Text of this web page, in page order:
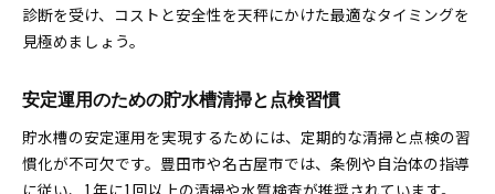
診断を受け、コストと安全性を天秤にかけた最適なタイミングを
見極めましょう。
安定運用のための貯水槽清掃と点検習慣
貯水槽の安定運用を実現するためには、定期的な清掃と点検の習
慣化が不可欠です。豊田市や名古屋市では、条例や自治体の指導
に従い、1年に1回以上の清掃や水質検査が推奨されています。